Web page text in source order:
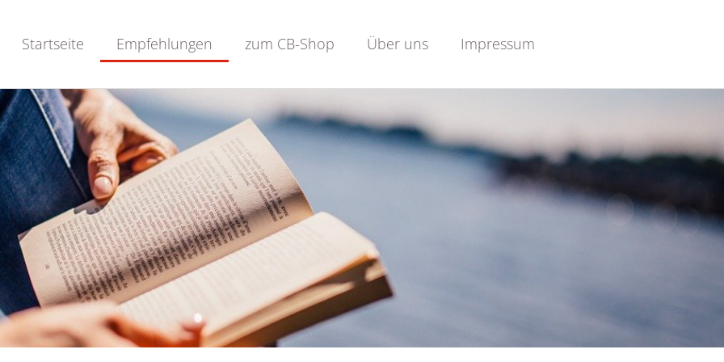
Startseite Empfehlungen zum CB-Shop Über uns Impressum